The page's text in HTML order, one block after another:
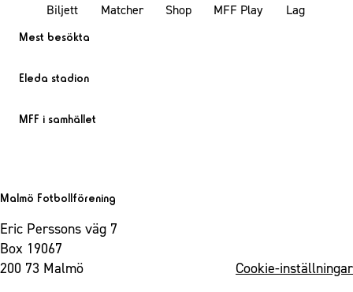
Biljett Matcher Shop MFF Play Lag
Mest besökta
Eleda stadion
MFF i samhället
Malmö Fotbollförening
Eric Perssons väg 7
Box 19067
200 73 Malmö
Cookie-inställningar